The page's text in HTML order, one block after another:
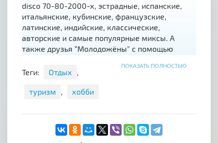
disco 70-80-2000-х, эстрадные, испанские,
итальянские, кубинские, французские,
латинские, индийские, классические,
авторские и самые популярные миксы. А
также друзья “Молодожёны” с помощью
в мир прекрасных дворцов, замков, цветущих
Сделай свой праздник зажигательным!
Отличного вам настроения, счастья, успеха и
легкой праздничной атмосферы!
ПОКАЗАТЬ ПОЛНОСТЬЮ
Теги: Отдых ,
туризм , хобби